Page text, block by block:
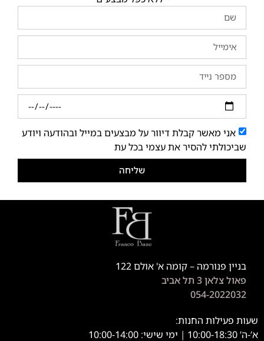
אני מאשר קבלת דיוור על מבצעים במייל ובהודעה ויודע
שביכולתי להסיר את עצמי בכל עת
שליחה
בניין פנורמה – קומה א' אולם 122
פאול צלאן 3 תל אביב
054-2022032
שעות פעילות החנות:
א’-ה’ 10:00-18:30 | ימי שישי: 10:00-14:00